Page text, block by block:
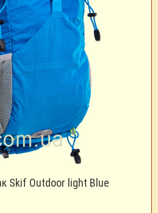
Skif Outdoor light Blue